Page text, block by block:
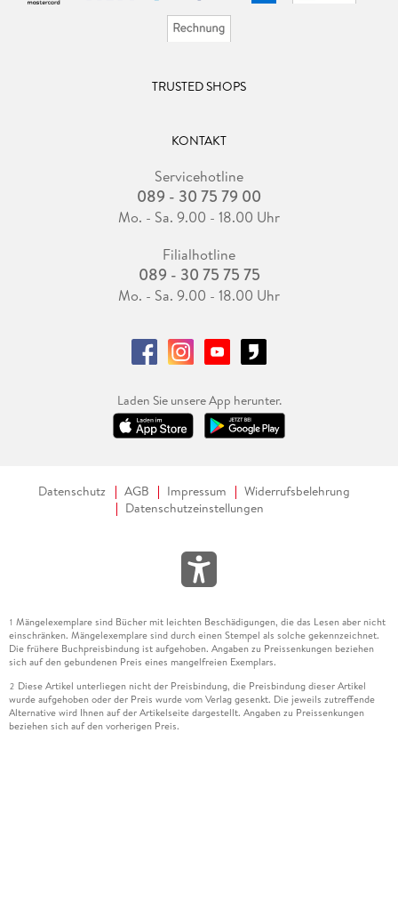
TRUSTED SHOPS
KONTAKT
Servicehotline
089 - 30 75 79 00
Mo. - Sa. 9.00 - 18.00 Uhr
Filialhotline
089 - 30 75 75 75
Mo. - Sa. 9.00 - 18.00 Uhr
Laden Sie unsere App herunter.
Datenschutz AGB Impressum
Widerrufsbelehrung
Datenschutzeinstellungen
1 Mängelexemplare sind Bücher mit leichten Beschädigungen, die das Lesen aber nicht
einschränken. Mängelexemplare sind durch einen Stempel als solche gekennzeichnet.
Die frühere Buchpreisbindung ist aufgehoben. Angaben zu Preissenkungen beziehen
sich auf den gebundenen Preis eines mangelfreien Exemplars.
2 Diese Artikel unterliegen nicht der Preisbindung, die Preisbindung dieser Artikel
wurde aufgehoben oder der Preis wurde vom Verlag gesenkt. Die jeweils zutreffende
Alternative wird Ihnen auf der Artikelseite dargestellt. Angaben zu Preissenkungen
beziehen sich auf den vorherigen Preis.